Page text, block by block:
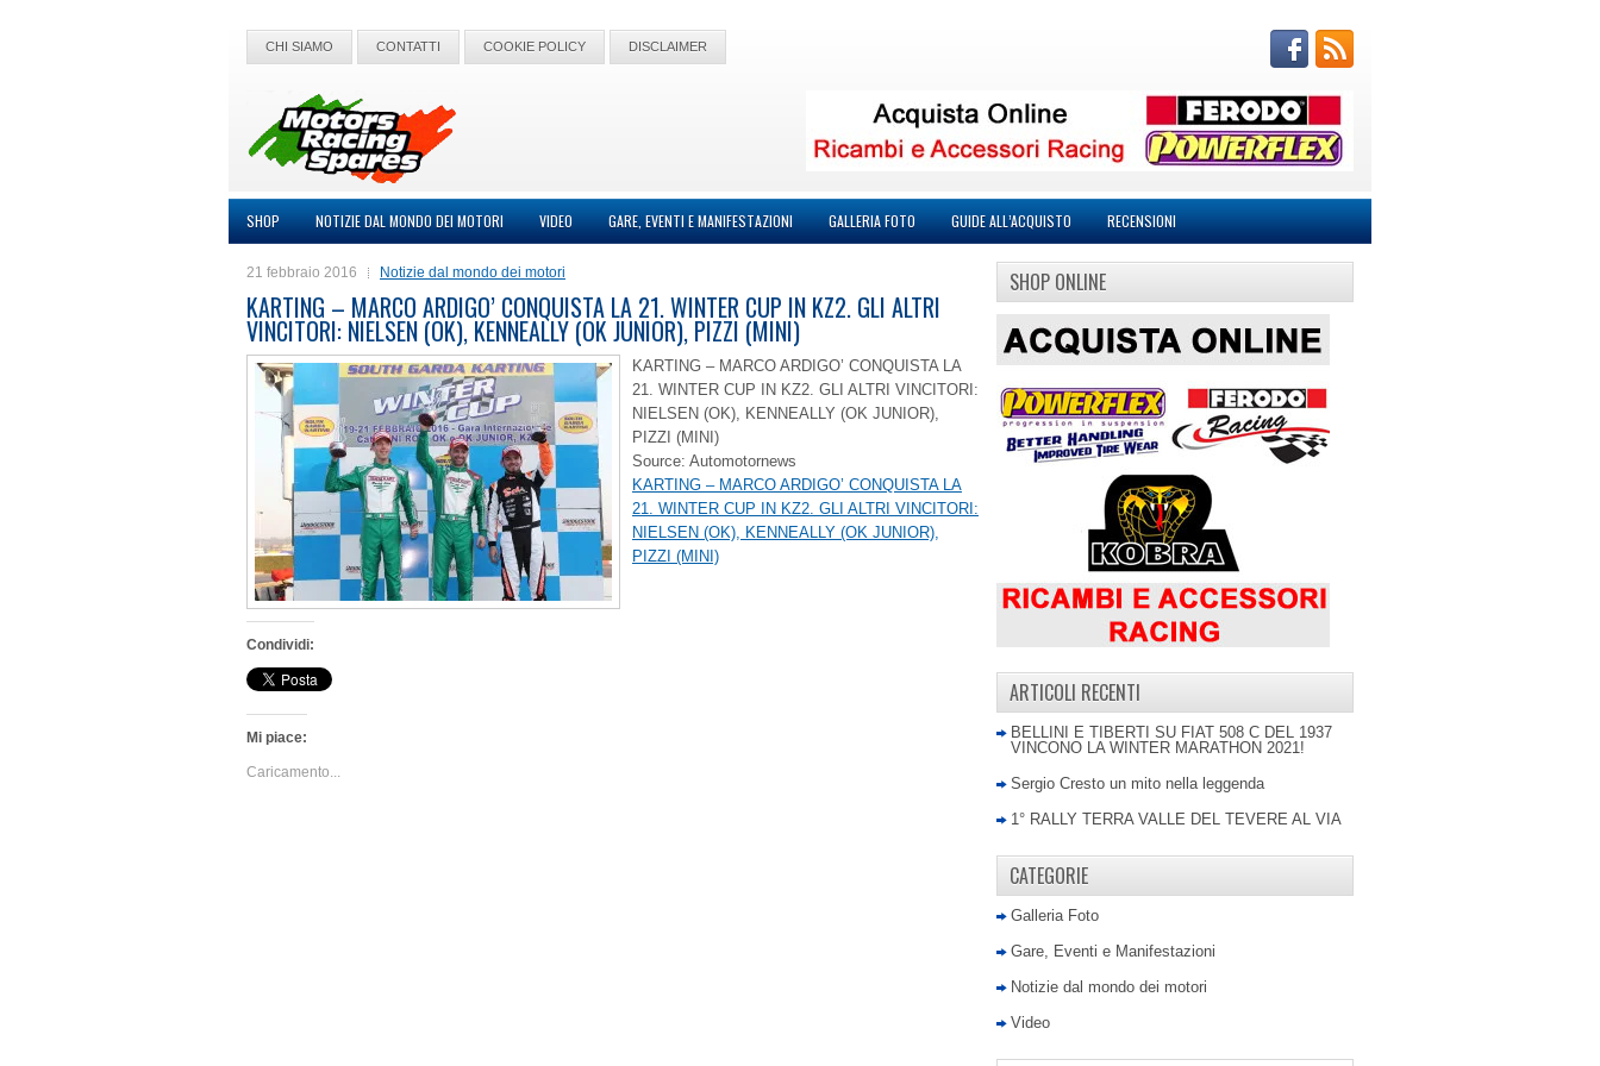
CHI SIAMO CONTATTI COOKIE POLICY DISCLAIMER
SHOP NOTIZIE DAL MONDO DEI MOTORI VIDEO GARE, EVENTI E MANIFESTAZIONI GALLERIA FOTO GUIDE ALL’ACQUISTO RECENSIONI
21 febbraio 2016 Notizie dal mondo dei motori
KARTING – MARCO ARDIGO’ CONQUISTA LA 21. WINTER CUP IN KZ2. GLI ALTRI
VINCITORI: NIELSEN (OK), KENNEALLY (OK JUNIOR), PIZZI (MINI)
KARTING – MARCO ARDIGO’ CONQUISTA LA
21. WINTER CUP IN KZ2. GLI ALTRI VINCITORI:
NIELSEN (OK), KENNEALLY (OK JUNIOR),
PIZZI (MINI)
Source: Automotornews
KARTING – MARCO ARDIGO’ CONQUISTA LA
21. WINTER CUP IN KZ2. GLI ALTRI VINCITORI:
NIELSEN (OK), KENNEALLY (OK JUNIOR),
PIZZI (MINI)
Condividi:
Mi piace:
Caricamento...
SHOP ONLINE
ARTICOLI RECENTI
BELLINI E TIBERTI SU FIAT 508 C DEL 1937
VINCONO LA WINTER MARATHON 2021!
Sergio Cresto un mito nella leggenda
1° RALLY TERRA VALLE DEL TEVERE AL VIA
CATEGORIE
Galleria Foto
Gare, Eventi e Manifestazioni
Notizie dal mondo dei motori
Video